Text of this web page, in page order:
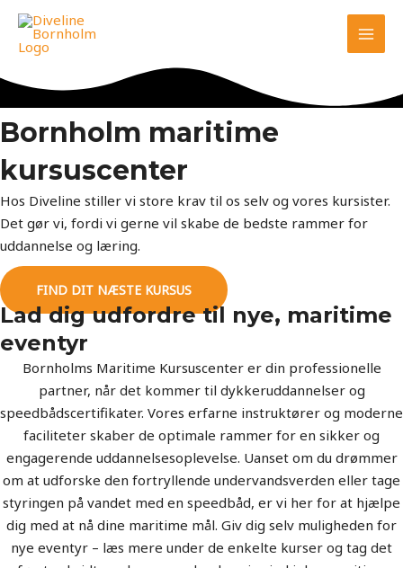
indholdet
Bornholm maritime
kursuscenter
Hos Diveline stiller vi store krav til os selv og vores kursister.
Det gør vi, fordi vi gerne vil skabe de bedste rammer for
uddannelse og læring.
FIND DIT NÆSTE KURSUS
Lad dig udfordre til nye, maritime
eventyr
Bornholms Maritime Kursuscenter er din professionelle
partner, når det kommer til dykkeruddannelser og
speedbådscertifikater. Vores erfarne instruktører og moderne
faciliteter skaber de optimale rammer for en sikker og
engagerende uddannelsesoplevelse. Uanset om du drømmer
om at udforske den fortryllende undervandsverden eller tage
styringen på vandet med en speedbåd, er vi her for at hjælpe
dig med at nå dine maritime mål. Giv dig selv muligheden for
nye eventyr – læs mere under de enkelte kurser og tag det